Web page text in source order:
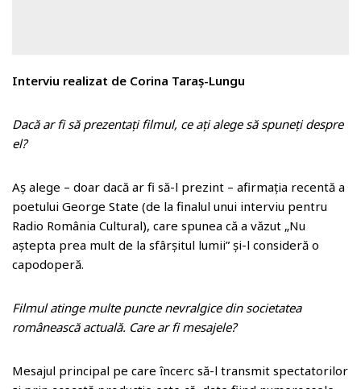
m
Interviu realizat de Corina Taraș-Lungu
Dacă ar fi să prezentați filmul, ce ați alege să spuneți despre
el?
Aș alege – doar dacă ar fi să-l prezint – afirmația recentă a
poetului George State (de la finalul unui interviu pentru
Radio România Cultural), care spunea că a văzut „Nu
aștepta prea mult de la sfârșitul lumii” și-l consideră o
capodoperă.
Filmul atinge multe puncte nevralgice din societatea
românească actuală. Care ar fi mesajele?
Mesajul principal pe care încerc să-l transmit spectatorilor